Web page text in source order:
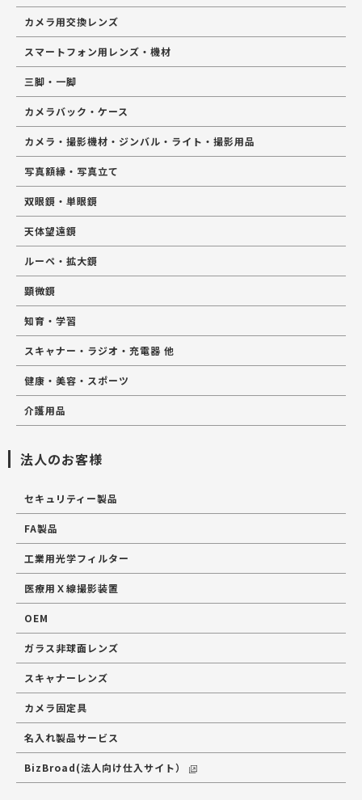
カメラ用交換レンズ
スマートフォン用レンズ・機材
三脚・一脚
カメラバック・ケース
カメラ・撮影機材・ジンバル・ライト・撮影用品
写真額縁・写真立て
双眼鏡・単眼鏡
天体望遠鏡
ルーペ・拡大鏡
顕微鏡
知育・学習
スキャナー・ラジオ・充電器 他
健康・美容・スポーツ
介護用品
法人のお客様
セキュリティー製品
FA製品
工業用光学フィルター
医療用Ｘ線撮影装置
OEM
ガラス非球面レンズ
スキャナーレンズ
カメラ固定具
名入れ製品サービス
BizBroad(法人向け仕入サイト）